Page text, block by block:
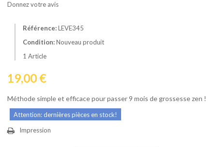
Donnez votre avis
Référence:LEVE345
Condition:Nouveau produit
1 Article
19,00 €
Méthode simple et efficace pour passer 9 mois de grossesse zen !
Attention: dernières pièces en stock!
Impression